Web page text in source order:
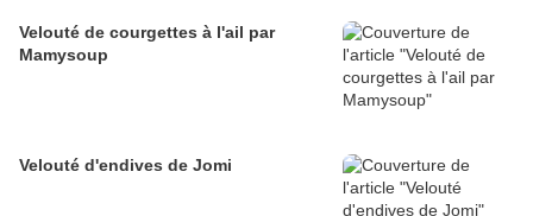
Velouté de courgettes à l'ail par
Mamysoup
Velouté d'endives de Jomi